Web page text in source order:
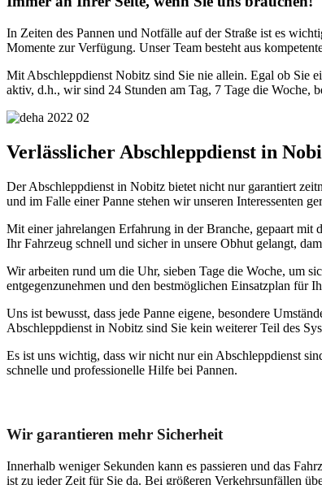
In Zeiten des Pannen und Notfälle auf der Straße ist es
Momente zur Verfügung. Unser Team besteht aus
Mit Abschleppdienst Nobitz sind Sie nie allein. Egal ob Sie
aktiv, d.h., wir sind 24 Stunden am Tag, 7 Tage die Woche,
Verlässlicher Abschleppdienst in
Der Abschleppdienst in Nobitz bietet nicht nur garantiert
und im Falle einer Panne stehen wir unseren Interessenten
Mit einer jahrelangen Erfahrung in der Branche, gepaart mit
Ihr Fahrzeug schnell und sicher in unsere Obhut gelangt,
Wir arbeiten rund um die Uhr, sieben Tage die Woche, um
entgegenzunehmen und den bestmöglichen Einsatzplan für
Uns ist bewusst, dass jede Panne eigene, besondere
Abschleppdienst in Nobitz sind Sie kein weiterer Teil des
Es ist uns wichtig, dass wir nicht nur ein Abschleppdienst
schnelle und professionelle Hilfe bei Pannen.
Wir garantieren mehr Sicherheit
Innerhalb weniger Sekunden kann es passieren und das
ist zu jeder Zeit für Sie da. Bei größeren Verkehrsunfällen